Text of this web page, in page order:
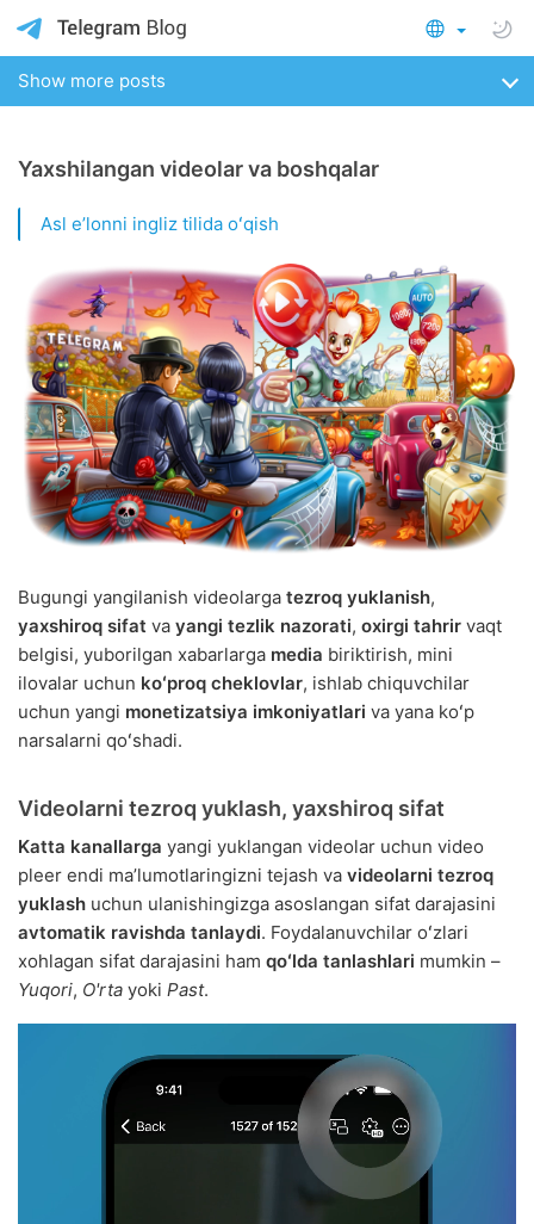
Show more posts
Yaxshilangan videolar va boshqalar
Asl eʼlonni ingliz tilida oʻqish
Bugungi yangilanish videolarga tezroq yuklanish,
yaxshiroq sifat va yangi tezlik nazorati, oxirgi tahrir vaqt
belgisi, yuborilgan xabarlarga media biriktirish, mini
ilovalar uchun koʻproq cheklovlar, ishlab chiquvchilar
uchun yangi monetizatsiya imkoniyatlari va yana koʻp
narsalarni qoʻshadi.
Videolarni tezroq yuklash, yaxshiroq sifat
Katta kanallarga yangi yuklangan videolar uchun video
pleer endi maʼlumotlaringizni tejash va videolarni tezroq
yuklash uchun ulanishingizga asoslangan sifat darajasini
avtomatik ravishda tanlaydi. Foydalanuvchilar oʻzlari
xohlagan sifat darajasini ham qoʻlda tanlashlari mumkin –
Yuqori, O'rta yoki Past.